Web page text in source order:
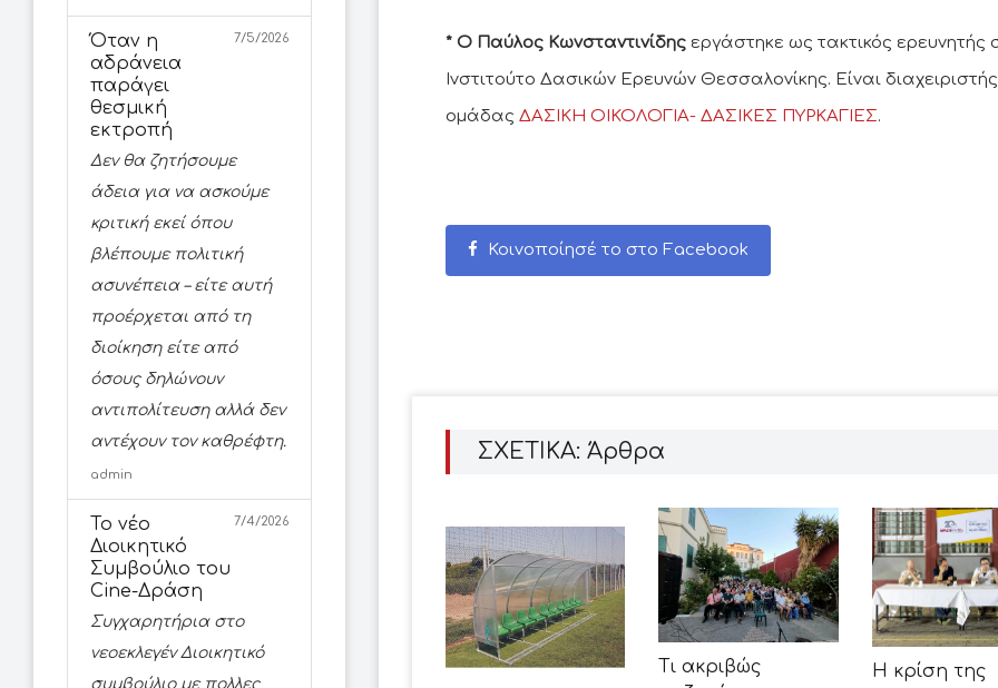
Όταν η
αδράνεια
παράγει
θεσμική
εκτροπή
7/5/2026
Δεν θα ζητήσουμε
άδεια για να ασκούμε
κριτική εκεί όπου
βλέπουμε πολιτική
ασυνέπεια – είτε αυτή
προέρχεται από τη
διοίκηση είτε από
όσους δηλώνουν
αντιπολίτευση αλλά δεν
αντέχουν τον καθρέφτη.
admin
Το νέο
Διοικητικό
Συμβούλιο του
Cine-Δράση
7/4/2026
Συγχαρητήρια στο
νεοεκλεγέν Διοικητικό
συμβούλιο με πολλες
* O Παύλος Κωνσταντινίδης εργάστηκε ως τακτικός ερευνητής
Ινστιτούτο Δασικών Ερευνών Θεσσαλονίκης. Είναι
ομάδας ΔΑΣΙΚΗ ΟΙΚΟΛΟΓΙΑ- ΔΑΣΙΚΕΣ ΠΥΡΚΑΓΙΕΣ.
Κοινοποίησέ το στο Facebook
ΣΧΕΤΙΚΑ: Άρθρα
Τι ακριβώς
Η κρίση της